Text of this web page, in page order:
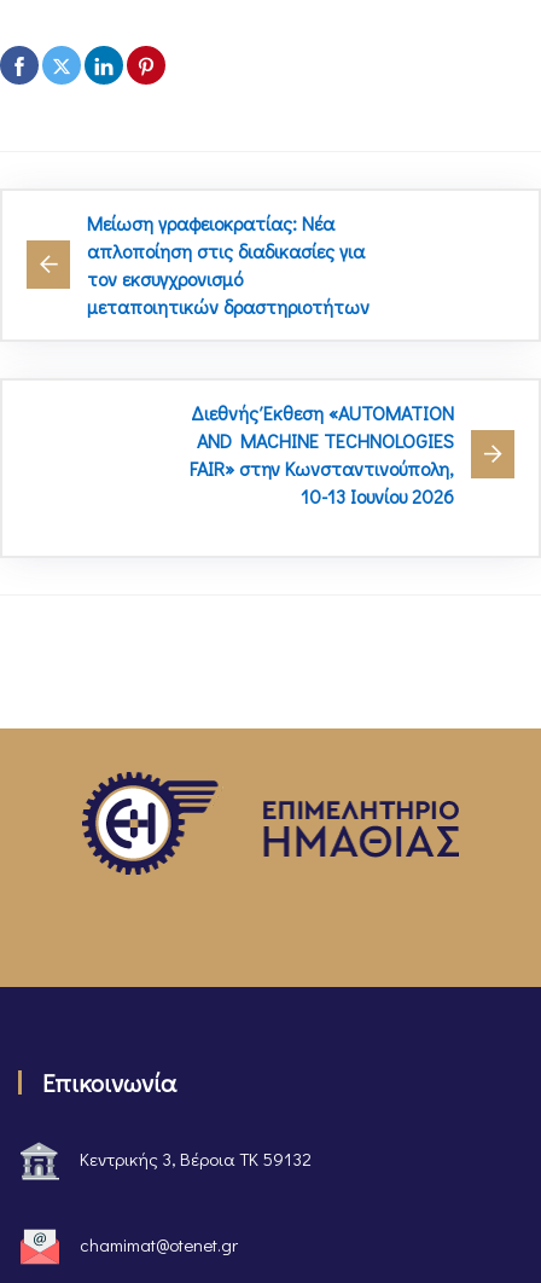
Μείωση γραφειοκρατίας: Νέα
απλοποίηση στις διαδικασίες για
τον εκσυγχρονισμό
μεταποιητικών δραστηριοτήτων
Διεθνής Έκθεση «AUTOMATION
AND MACHINE TECHNOLOGIES
FAIR» στην Κωνσταντινούπολη,
10-13 Ιουνίου 2026
Επικοινωνία
Κεντρικής 3, Βέροια ΤΚ 59132
chamimat@otenet.gr